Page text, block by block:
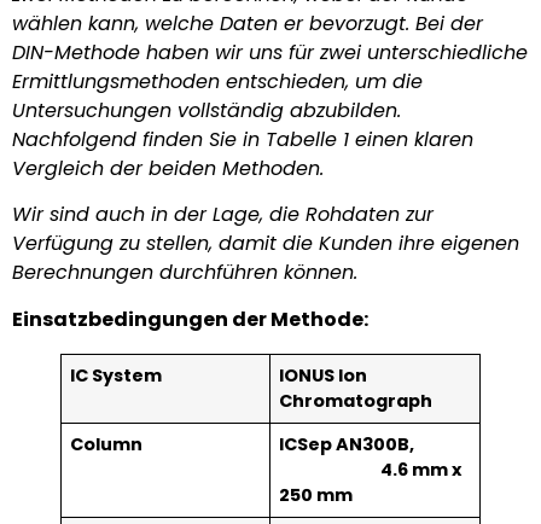
wählen kann, welche Daten er bevorzugt. Bei der
DIN-Methode haben wir uns für zwei unterschiedliche
Ermittlungsmethoden entschieden, um die
Untersuchungen vollständig abzubilden.
Nachfolgend finden Sie in Tabelle 1 einen klaren
Vergleich der beiden Methoden.
Wir sind auch in der Lage, die Rohdaten zur
Verfügung zu stellen, damit die Kunden ihre eigenen
Berechnungen durchführen können.
Einsatzbedingungen der Methode:
IC System
IONUS Ion
Chromatograph
Column
ICSep AN300B,
4.6 mm x
250 mm